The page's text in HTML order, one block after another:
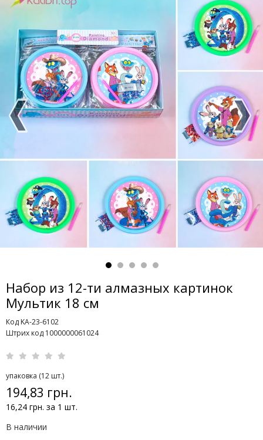
Набор из 12-ти алмазных картинок
Мультик 18 см
Код KA-23-6102
Штрих код 1000000061024
упаковка (12 шт.)
194,83 грн.
16,24 грн. за 1 шт.
В наличии